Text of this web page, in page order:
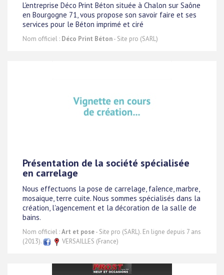
L'entreprise Déco Print Béton située à Chalon sur Saône
en Bourgogne 71, vous propose son savoir faire et ses
services pour le Béton imprimé et ciré
Nom officiel : Déco Print Béton- Site pro (SARL)
Présentation de la société spécialisée
en carrelage
Nous effectuons la pose de carrelage, faîence, marbre,
mosaique, terre cuite. Nous sommes spécialisés dans la
création, l'agencement et la décoration de la salle de
bains.
Nom officiel :Art et pose- Site pro (SARL). En ligne depuis 7 ans
(2013).
VERSAILLES (France)